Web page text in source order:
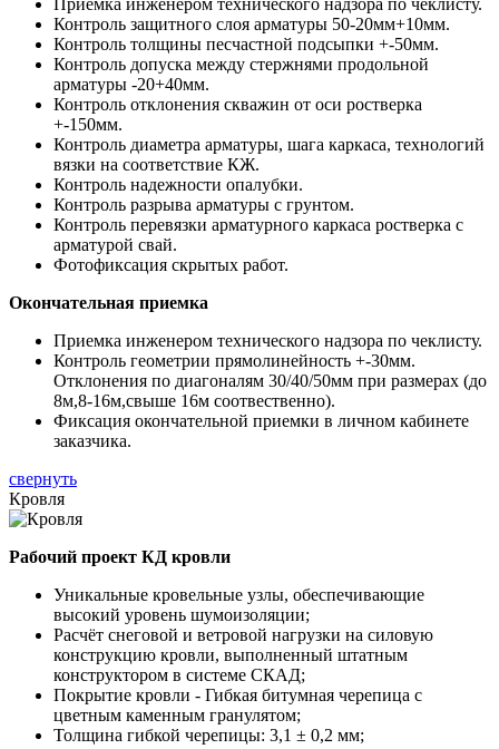
Приемка инженером технического надзора по чеклисту.
Контроль защитного слоя арматуры 50-20мм+10мм.
Контроль толщины песчастной подсыпки +-50мм.
Контроль допуска между стержнями продольной
арматуры -20+40мм.
Контроль отклонения скважин от оси ростверка
+-150мм.
Контроль диаметра арматуры, шага каркаса, технологий
вязки на соответствие КЖ.
Контроль надежности опалубки.
Контроль разрыва арматуры с грунтом.
Контроль перевязки арматурного каркаса ростверка с
арматурой свай.
Фотофиксация скрытых работ.
Окончательная приемка
Приемка инженером технического надзора по чеклисту.
Контроль геометрии прямолинейность +-30мм.
Отклонения по диагоналям 30/40/50мм при размерах (до
8м,8-16м,свыше 16м соотвественно).
Фиксация окончательной приемки в личном кабинете
заказчика.
свернуть
Кровля
Рабочий проект КД кровли
Уникальные кровельные узлы, обеспечивающие
высокий уровень шумоизоляции;
Расчёт снеговой и ветровой нагрузки на силовую
конструкцию кровли, выполненный штатным
конструктором в системе СКАД;
Покрытие кровли - Гибкая битумная черепица с
цветным каменным гранулятом;
Толщина гибкой черепицы: 3,1 ± 0,2 мм;